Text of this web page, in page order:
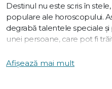
Destinul nu este scris în
populare ale horoscopului.
degrabă talentele speciale
unei persoane, care pot fi
serioasă cu teoriile
Afișează mai mult